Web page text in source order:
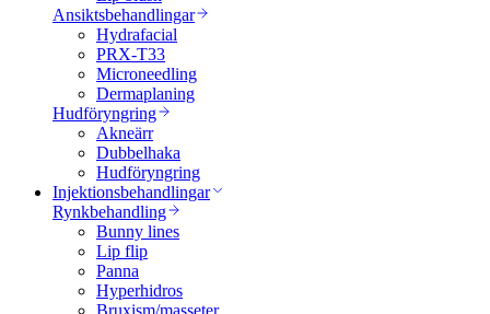
Ansiktsbehandlingar
Hydrafacial
PRX-T33
Microneedling
Dermaplaning
Hudföryngring
Akneärr
Dubbelhaka
Hudföryngring
Injektionsbehandlingar
Rynkbehandling
Bunny lines
Lip flip
Panna
Hyperhidros
Bruxism/masseter